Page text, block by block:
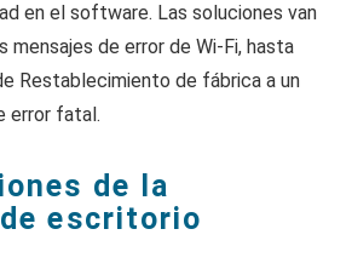
en el software. Las soluciones van
mensajes de error de Wi-Fi, hasta
Restablecimiento de fábrica a un
error fatal.
de la
escritorio